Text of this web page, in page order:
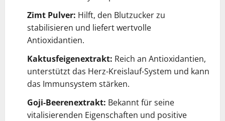
Zimt Pulver: Hilft, den Blutzucker zu
stabilisieren und liefert wertvolle
Antioxidantien.
Kaktusfeigenextrakt: Reich an Antioxidantien,
unterstützt das Herz-Kreislauf-System und kann
das Immunsystem stärken.
Goji-Beerenextrakt: Bekannt für seine
vitalisierenden Eigenschaften und positive